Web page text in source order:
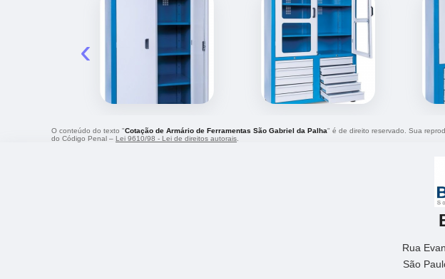
‹
O conteúdo do texto "Cotação de Armário de Ferramentas São Gabriel da Palha" é de direito reservado. Sua
do Código Penal – Lei 9610/98 - Lei de direitos autorais
Rua
São